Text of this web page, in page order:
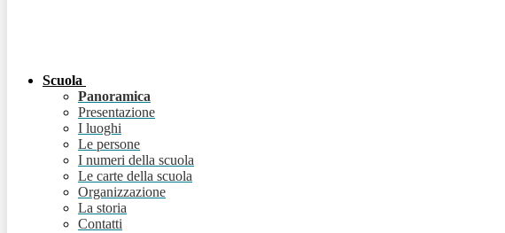
Scuola
Panoramica
Presentazione
I luoghi
Le persone
I numeri della scuola
Le carte della scuola
Organizzazione
La storia
Contatti